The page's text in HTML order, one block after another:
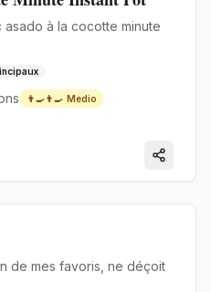
à la cocotte minute
👨‍🍳👨‍🍳 Medio
de mes favoris, ne déçoit